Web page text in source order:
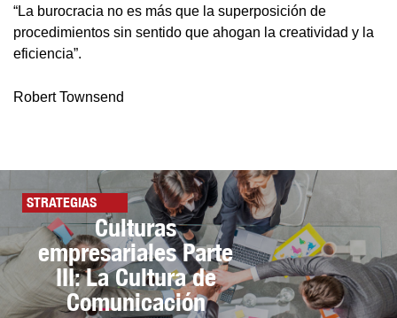
“La burocracia no es más que la superposición de
procedimientos sin sentido que ahogan la creatividad y la
eficiencia”.
Robert Townsend
STRATEGIAS
Culturas
empresariales Parte
III: La Cultura de
Comunicación